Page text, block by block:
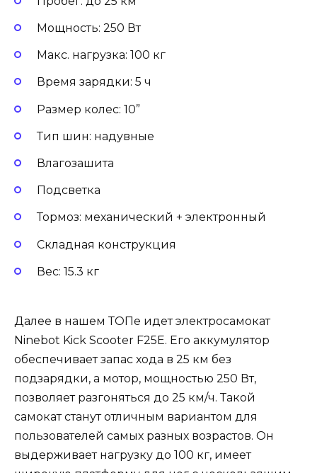
Мощность: 250 Вт
Макс. нагрузка: 100 кг
Время зарядки: 5 ч
Размер колес: 10”
Тип шин: надувные
Влагозашита
Подсветка
Тормоз: механический + электронный
Складная конструкция
Вес: 15.3 кг
Далее в нашем ТОПе идет электросамокат
Ninebot Kick Scooter F25E. Его аккумулятор
обеспечивает запас хода в 25 км без
подзарядки, а мотор, мощностью 250 Вт,
позволяет разгоняться до 25 км/ч. Такой
самокат станут отличным вариантом для
пользователей самых разных возрастов. Он
выдерживает нагрузку до 100 кг, имеет